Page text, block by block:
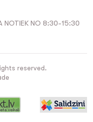
NOTIEK NO 8:30-15:30
reserved.